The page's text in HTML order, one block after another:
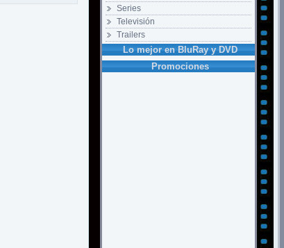
Series
Televisión
Trailers
Lo mejor en BluRay y DVD
Promociones